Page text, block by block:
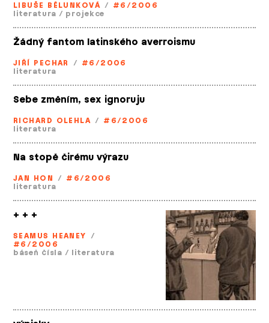
LIBUŠE BĚLUNKOVÁ / #6/2006
literatura / projekce
Žádný fantom latinského averroismu
JIŘÍ PECHAR / #6/2006
literatura
Sebe změním, sex ignoruju
RICHARD OLEHLA / #6/2006
literatura
Na stopě čirému výrazu
JAN HON / #6/2006
literatura
+ + +
SEAMUS HEANEY /
#6/2006
báseň čísla / literatura